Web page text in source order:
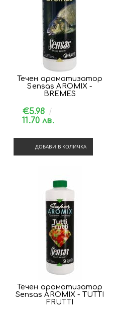
Течен ароматизатор
Sensas AROMIX -
BREMES
€5.98
11.70 лв.
ДОБАВИ В КОЛИЧКА
Течен ароматизатор
Sensas AROMIX - TUTTI
FRUTTI